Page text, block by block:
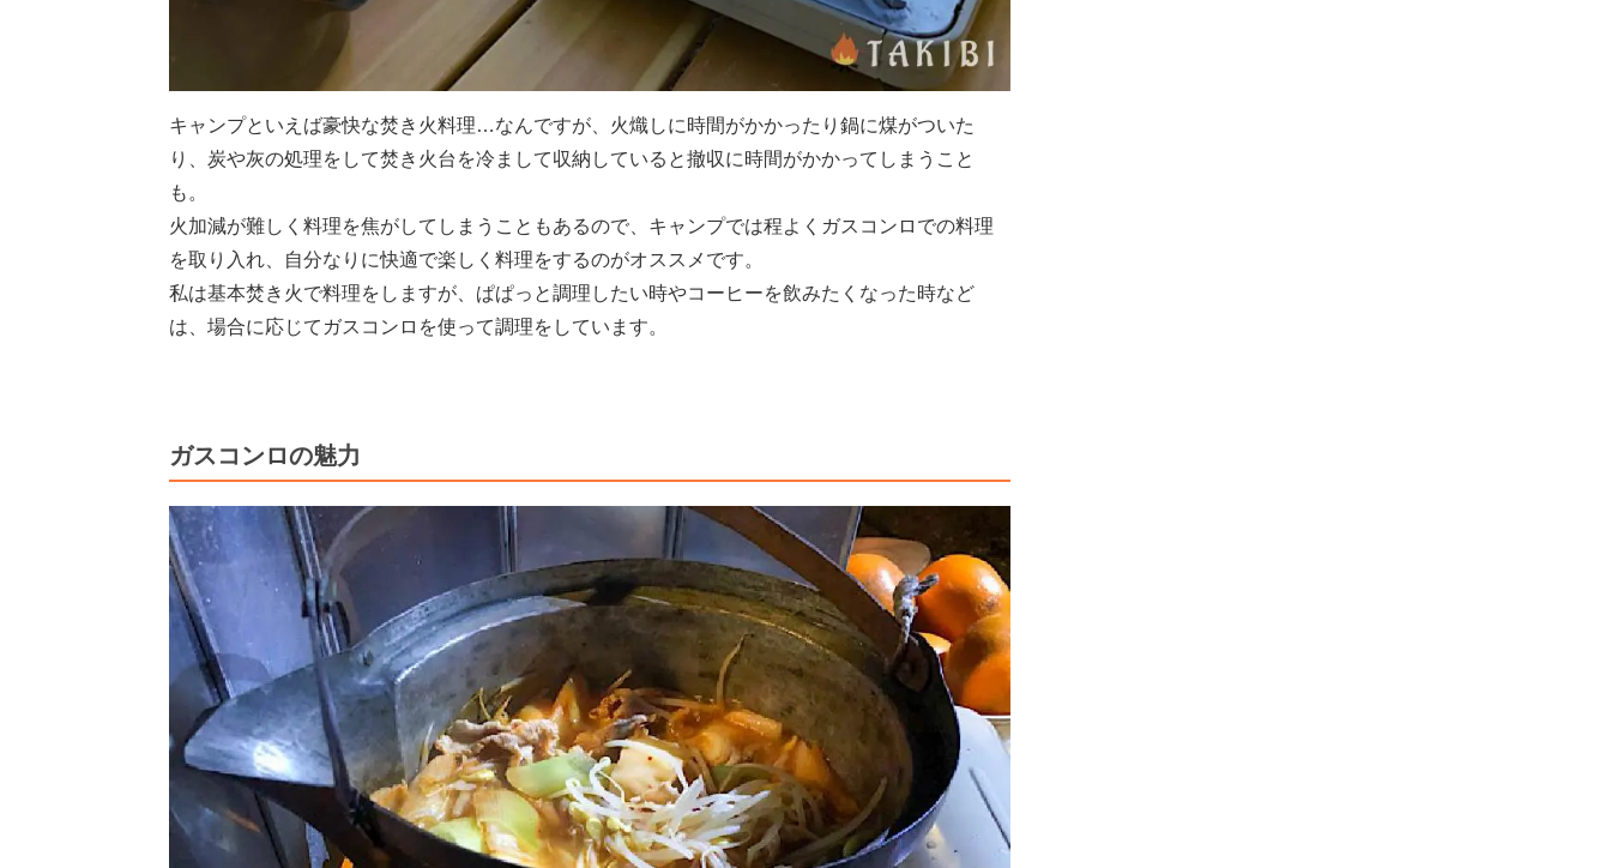
キャンプといえば豪快な焚き火料理…なんですが、火熾しに時間がかかったり鍋に煤がついた
り、炭や灰の処理をして焚き火台を冷まして収納していると撤収に時間がかかってしまうこと
も。
火加減が難しく料理を焦がしてしまうこともあるので、キャンプでは程よくガスコンロでの料理
を取り入れ、自分なりに快適で楽しく料理をするのがオススメです。
私は基本焚き火で料理をしますが、ぱぱっと調理したい時やコーヒーを飲みたくなった時など
は、場合に応じてガスコンロを使って調理をしています。
ガスコンロの魅力